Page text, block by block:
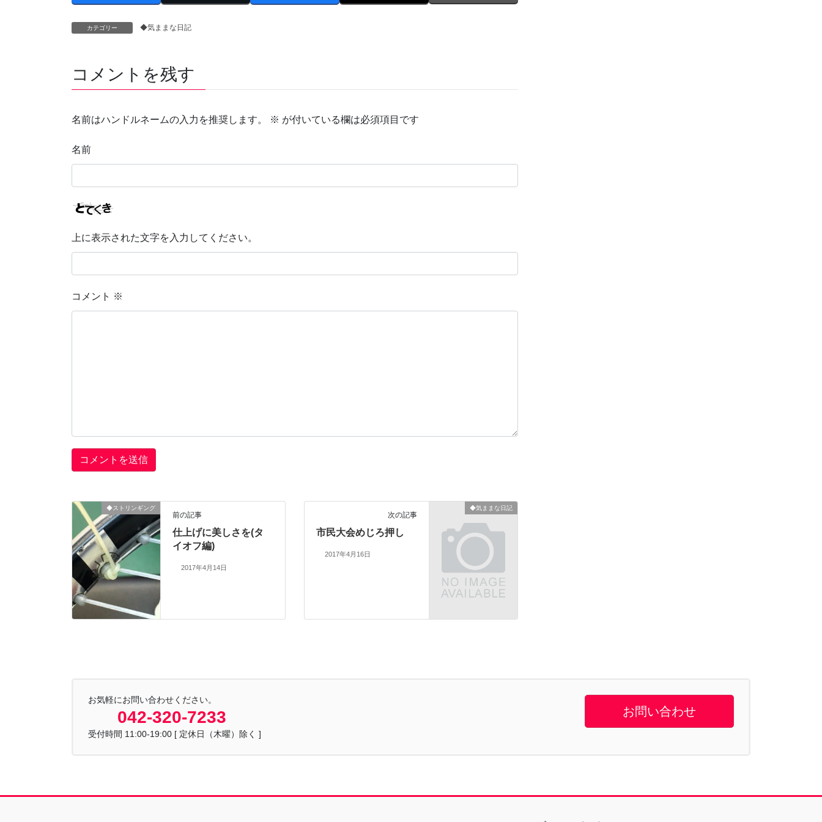
カテゴリー ◆気ままな日記
コメントを残す
名前はハンドルネームの入力を推奨します。 ※ が付いている欄は必須項目です
名前
上に表示された文字を入力してください。
コメント ※
◆ストリンギング
前の記事
仕上げに美しさを(タ
イオフ編)
2017年4月14日
◆気ままな日記
次の記事
市民大会めじろ押し
2017年4月16日
お気軽にお問い合わせください。
042-320-7233
受付時間 11:00-19:00 [ 定休日（木曜）除く ]
お問い合わせ